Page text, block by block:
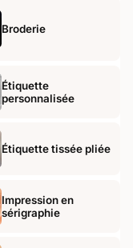
Broderie
Étiquette
personnalisée
Étiquette tissée pliée
Impression en
sérigraphie